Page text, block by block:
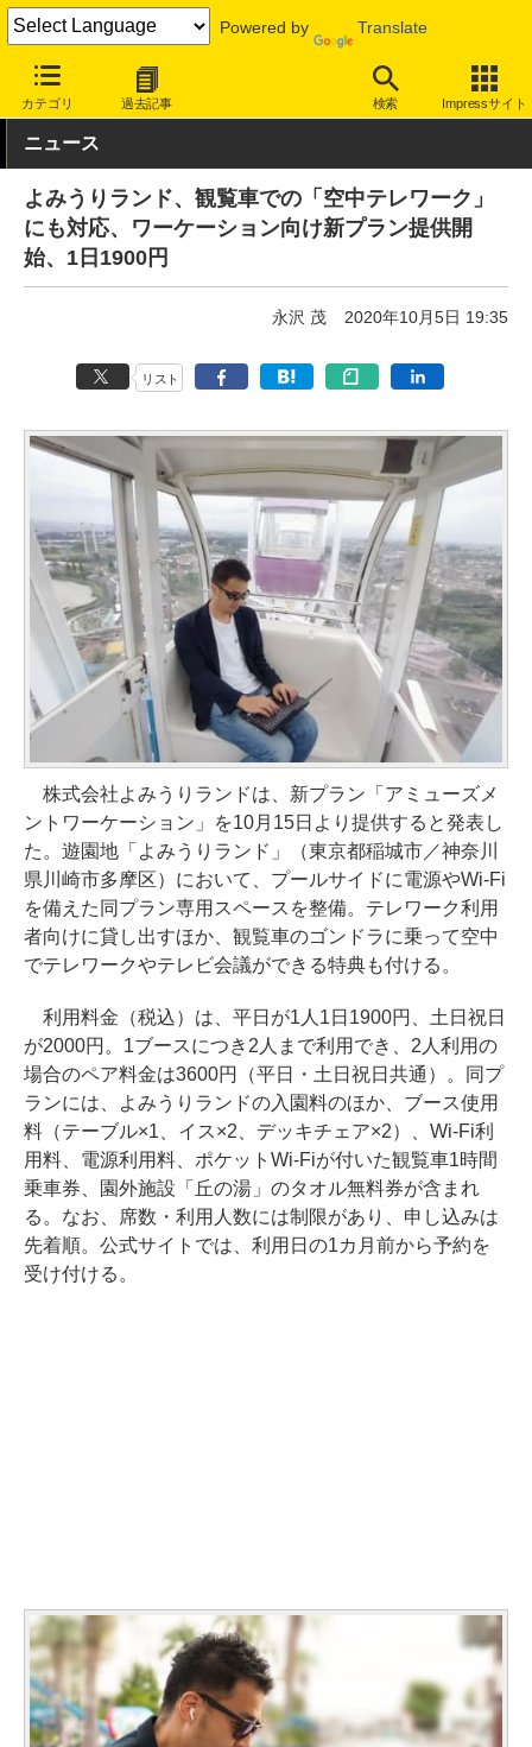
Powered by Translate
カテゴリ 過去記事 検索 Impressサイト
INTERNET Watch トピック ワーケーション
ニュース
よみうりランド、観覧車での「空中テレワーク」
にも対応、ワーケーション向け新プラン提供開
始、1日1900円
永沢 茂 2020年10月5日 19:35
リスト
株式会社よみうりランドは、新プラン「アミューズメ
ントワーケーション」を10月15日より提供すると発表し
た。遊園地「よみうりランド」（東京都稲城市／神奈川
県川崎市多摩区）において、プールサイドに電源やWi-Fi
を備えた同プラン専用スペースを整備。テレワーク利用
者向けに貸し出すほか、観覧車のゴンドラに乗って空中
でテレワークやテレビ会議ができる特典も付ける。
利用料金（税込）は、平日が1人1日1900円、土日祝日
が2000円。1ブースにつき2人まで利用でき、2人利用の
場合のペア料金は3600円（平日・土日祝日共通）。同プ
ランには、よみうりランドの入園料のほか、ブース使用
料（テーブル×1、イス×2、デッキチェア×2）、Wi-Fi利
用料、電源利用料、ポケットWi-Fiが付いた観覧車1時間
乗車券、園外施設「丘の湯」のタオル無料券が含まれ
る。なお、席数・利用人数には制限があり、申し込みは
先着順。公式サイトでは、利用日の1カ月前から予約を
受け付ける。